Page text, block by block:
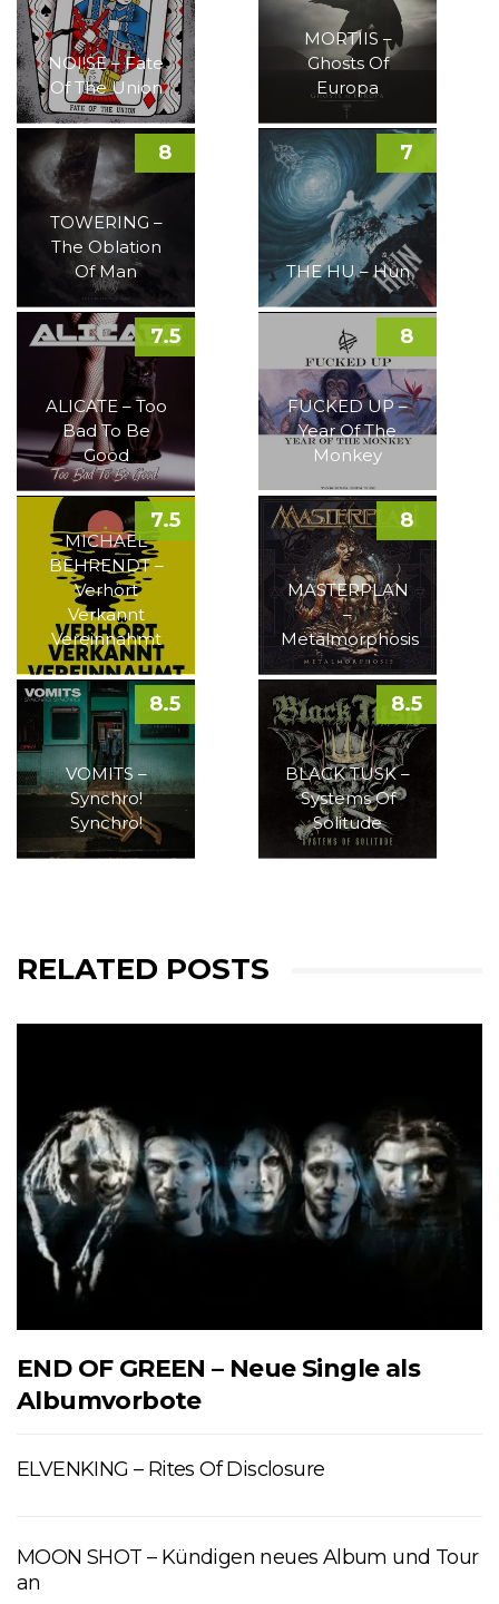
NOI!SE – Fate
Of The Union
MORTIIS –
Ghosts Of
Europa
TOWERING –
The Oblation
Of Man
8
THE HU – Hun
7
ALICATE – Too
Bad To Be
Good
7.5
FUCKED UP –
Year Of The
Monkey
8
MICHAEL
BEHRENDT –
Verhört
Verkannt
Vereinnahmt
7.5
MASTERPLAN
–
Metalmorphosis
8
VOMITS –
Synchro!
Synchro!
8.5
BLACK TUSK –
Systems Of
Solitude
8.5
RELATED POSTS
END OF GREEN – Neue Single als
Albumvorbote
ELVENKING – Rites Of Disclosure
MOON SHOT – Kündigen neues Album und Tour
an